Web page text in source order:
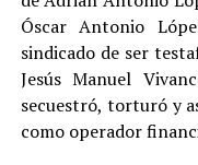
Óscar Antonio
sindicado de ser
Jesús Manuel
secuestró, torturó y
como operador